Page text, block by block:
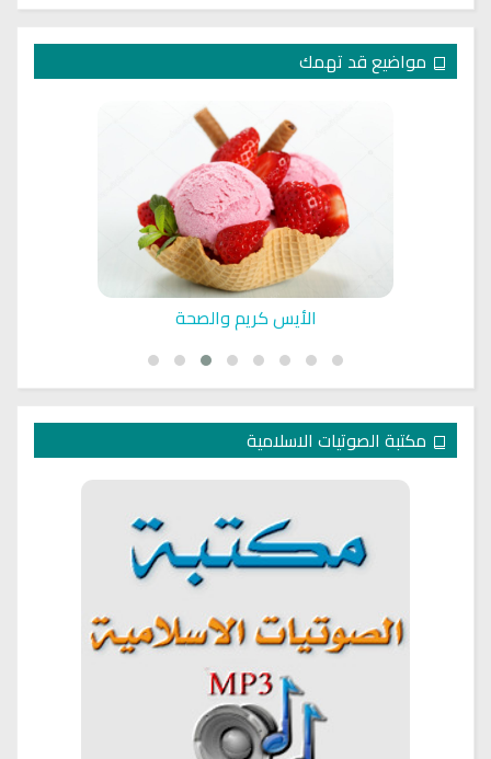
مواضيع قد تهمك
الأيس كريم والصحة
مكتبة الصوتيات الاسلامية